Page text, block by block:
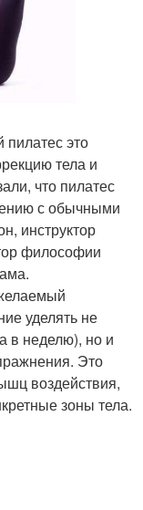
пилатес это
тела и
что пилатес
с обычными
инструктор
философии
уделять не
в неделю), но и
Это
воздействия,
зоны тела.